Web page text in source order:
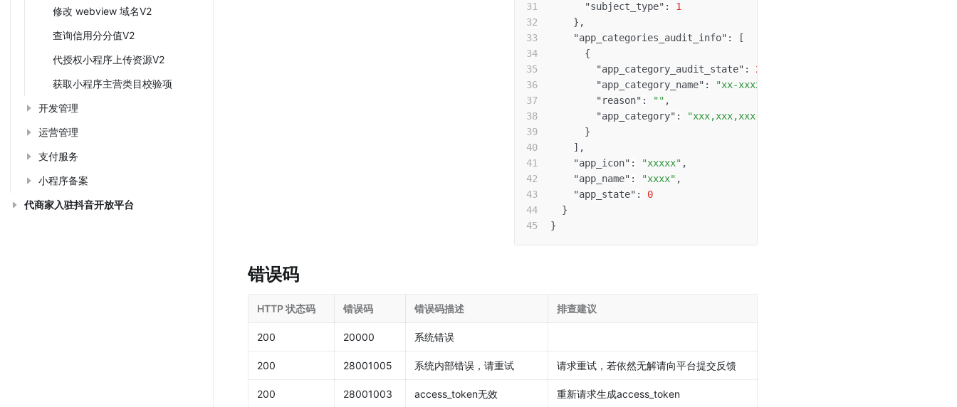
修改 webview 域名V2
查询信用分分值V2
代授权小程序上传资源V2
获取小程序主营类目校验项
开发管理
运营管理
支付服务
小程序备案
代商家入驻抖音开放平台
"subject_type" :
1
} ,
"app_categories_audit_info" :
[
{
"app_category_audit_state" : 2
"app_category_name" : "xx-xxxx-xx"
"reason" : "" ,
"app_category" :
"xxx,xxx,xxx"
}
] ,
"app_icon" : "xxxxx" ,
"app_name" : "xxxx" ,
"app_state" :
0
}
}
错误码
HTTP 状态码 错误码 错误码描述 排查建议
200 20000 系统错误
200 28001005 系统内部错误，请重试 请求重试，若依然无解请向平台提交反馈
200 28001003 access_token无效 重新请求生成access_token